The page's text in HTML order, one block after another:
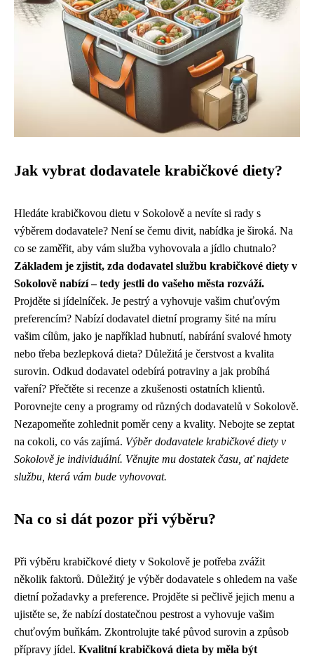
Jak vybrat dodavatele krabičkové diety?
Hledáte krabičkovou dietu v Sokolově a nevíte si rady s
výběrem dodavatele? Není se čemu divit, nabídka je široká. Na
co se zaměřit, aby vám služba vyhovovala a jídlo chutnalo?
Základem je zjistit, zda dodavatel službu krabičkové diety v
Sokolově nabízí – tedy jestli do vašeho města rozváží.
Projděte si jídelníček. Je pestrý a vyhovuje vašim chuťovým
preferencím? Nabízí dodavatel dietní programy šité na míru
vašim cílům, jako je například hubnutí, nabírání svalové hmoty
nebo třeba bezlepková dieta? Důležitá je čerstvost a kvalita
surovin. Odkud dodavatel odebírá potraviny a jak probíhá
vaření? Přečtěte si recenze a zkušenosti ostatních klientů.
Porovnejte ceny a programy od různých dodavatelů v Sokolově.
Nezapomeňte zohlednit poměr ceny a kvality. Nebojte se zeptat
na cokoli, co vás zajímá. Výběr dodavatele krabičkové diety v
Sokolově je individuální. Věnujte mu dostatek času, ať najdete
službu, která vám bude vyhovovat.
Na co si dát pozor při výběru?
Při výběru krabičkové diety v Sokolově je potřeba zvážit
několik faktorů. Důležitý je výběr dodavatele s ohledem na vaše
dietní požadavky a preference. Projděte si pečlivě jejich menu a
ujistěte se, že nabízí dostatečnou pestrost a vyhovuje vašim
chuťovým buňkám. Zkontrolujte také původ surovin a způsob
přípravy jídel. Kvalitní krabičková dieta by měla být